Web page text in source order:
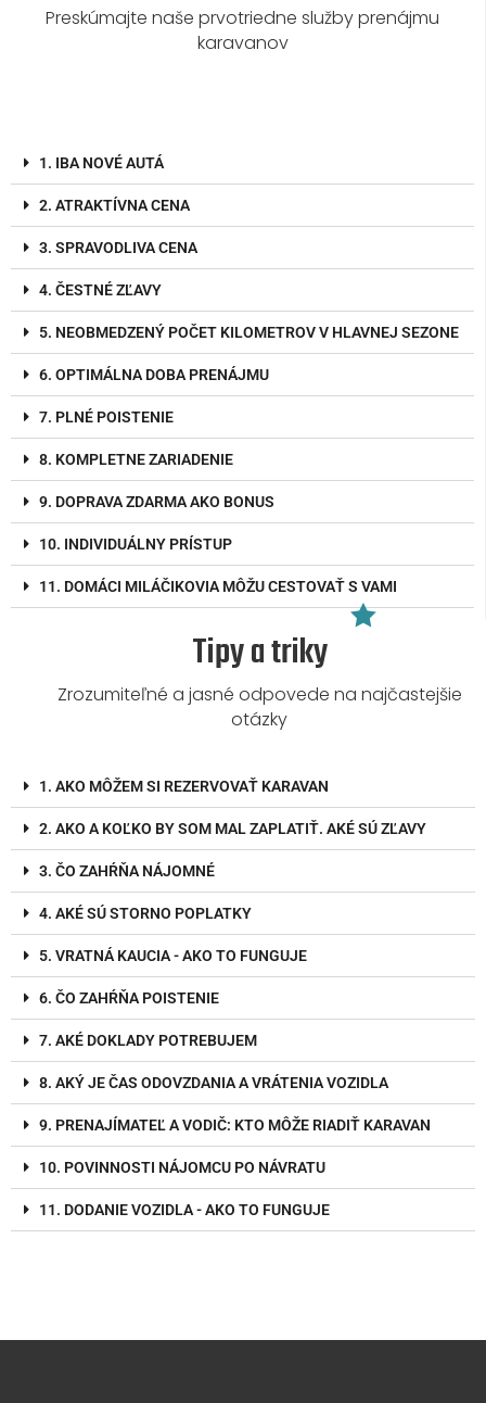
Preskúmajte naše prvotriedne služby prenájmu
karavanov
1. IBA NOVÉ AUTÁ
2. ATRAKTÍVNA CENA
3. SPRAVODLIVA CENA
4. ČESTNÉ ZĽAVY
5. NEOBMEDZENÝ POČET KILOMETROV V HLAVNEJ SEZONE
6. OPTIMÁLNA DOBA PRENÁJMU
7. PLNÉ POISTENIE
8. KOMPLETNE ZARIADENIE
9. DOPRAVA ZDARMA AKO BONUS
10. INDIVIDUÁLNY PRÍSTUP
11. DOMÁCI MILÁČIKOVIA MÔŽU CESTOVAŤ S VAMI
Tipy a triky
Zrozumiteľné a jasné odpovede na najčastejšie
otázky
1. AKO MÔŽEM SI REZERVOVAŤ KARAVAN
2. AKO A KOĽKO BY SOM MAL ZAPLATIŤ. AKÉ SÚ ZĽAVY
3. ČO ZAHŔŇA NÁJOMNÉ
4. AKÉ SÚ STORNO POPLATKY
5. VRATNÁ KAUCIA - AKO TO FUNGUJE
6. ČO ZAHŔŇA POISTENIE
7. AKÉ DOKLADY POTREBUJEM
8. AKÝ JE ČAS ODOVZDANIA A VRÁTENIA VOZIDLА
9. PRENAJÍMATEĽ A VODIČ: KTO MÔŽE RIADIŤ KARAVAN
10. POVINNOSTI NÁJOMCU PO NÁVRATU
11. DODANIE VOZIDLA - AKO TO FUNGUJE